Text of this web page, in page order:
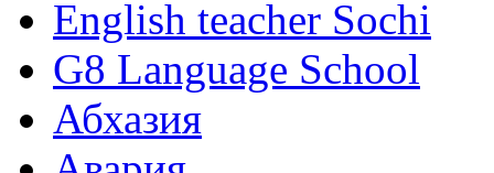
English teacher Sochi
G8 Language School
Абхазия